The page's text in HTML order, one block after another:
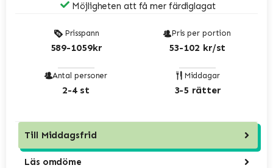
Möjligheten att få mer färdiglagat
Prisspann
589-1059kr
Pris per portion
53-102 kr/st
Antal personer
2-4 st
Middagar
3-5 rätter
Till Middagsfrid
Läs omdöme